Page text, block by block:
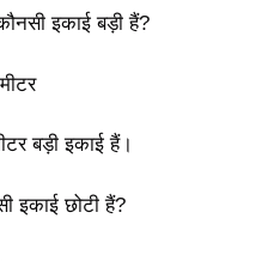
इकाई बड़ी हैं?
बड़ी इकाई हैं।
इकाई छोटी हैं?